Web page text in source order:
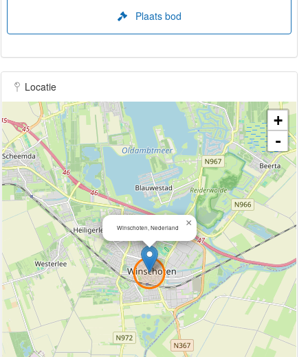
Plaats bod
Locatie
Winschoten, Nederland ×
+
-